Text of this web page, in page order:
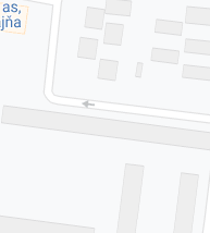
cookie: Funkčné